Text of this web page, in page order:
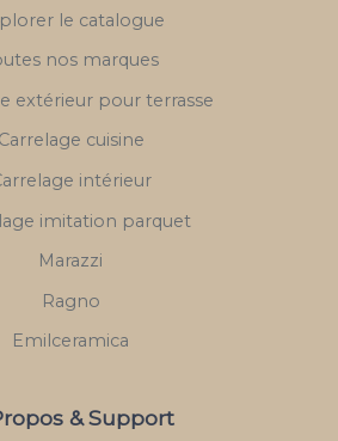
le catalogue
nos marques
extérieur pour terrasse
Carrelage cuisine
intérieur
imitation parquet
Marazzi
Ragno
Emilceramica
& Support